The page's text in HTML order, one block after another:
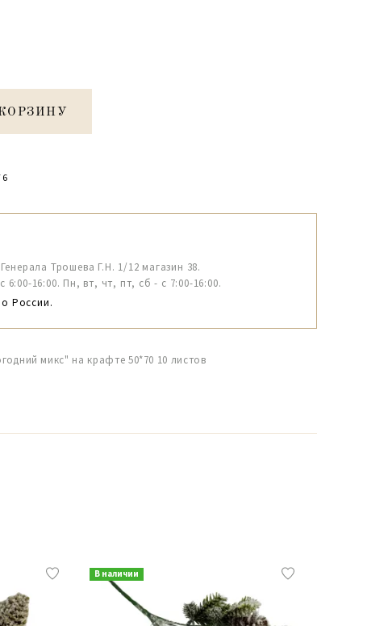
Трошева Г.Н. 1/12 магазин 38.
6:00-16:00. Пн, вт, чт, пт, сб - с 7:00-16:00.
России.
микс" на крафте 50*70 10 листов
В наличии